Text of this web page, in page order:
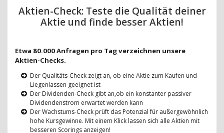
Aktien-Check: Teste die Qualität deiner
Aktie und finde besser Aktien!
Etwa 80.000 Anfragen pro Tag verzeichnen unsere
Aktien-Checks.
Der Qualitäts-Check zeigt an, ob eine Aktie zum Kaufen und
Liegenlassen geeignet ist
Der Dividenden-Check gibt an,ob ein konstanter passiver
Dividendenstrom erwartet werden kann
Der Wachstums-Check prüft das Potenzial für außergewöhnlich
hohe Kursgewinne. Mit einem Klick lassen sich alle Aktien mit
besseren Scorings anzeigen!